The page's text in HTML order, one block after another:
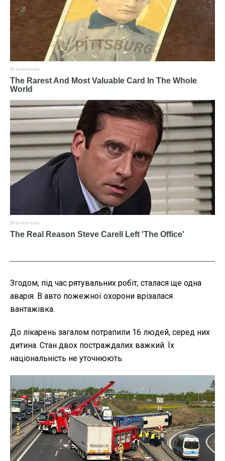
Згодом, під час рятувальних робіт, сталася ще одна
аварія. В авто пожежної охорони врізалася
вантажівка.
До лікарень загалом потрапили 16 людей, серед них
дитина. Стан двох постраждалих важкий. Їх
національність не уточнюють.